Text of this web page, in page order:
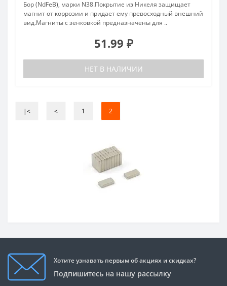
Бор (NdFeB), марки N38.Покрытие из Никеля защищает
магнит от коррозии и придает ему превосходный внешний
вид.Магниты с зенковкой предназначены для ..
51.99 ₽
НЕТ В НАЛИЧИИ
|< < 1 2
Хотите узнавать первым об акциях и скидках?
Подпишитесь на нашу рассылку